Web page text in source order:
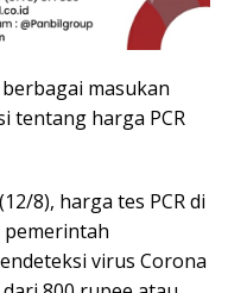
masukan
tentang harga PCR
8), harga tes PCR di
pemerintah
virus Corona